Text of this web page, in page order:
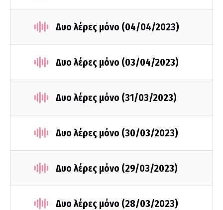
Δυο λέρες μόνο (04/04/2023)
Δυο λέρες μόνο (03/04/2023)
Δυο λέρες μόνο (31/03/2023)
Δυο λέρες μόνο (30/03/2023)
Δυο λέρες μόνο (29/03/2023)
Δυο λέρες μόνο (28/03/2023)